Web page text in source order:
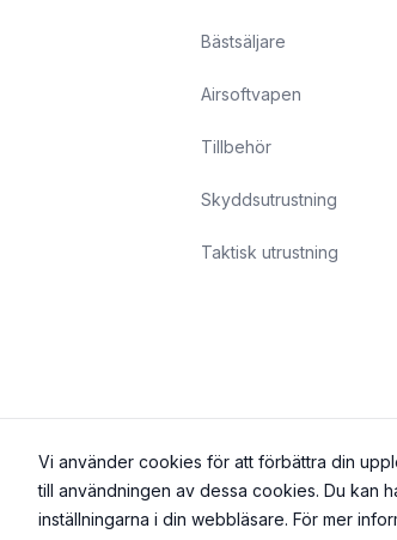
Bästsäljare
Airsoftvapen
Tillbehör
Skyddsutrustning
Taktisk utrustning
Vi använder cookies för att förbättra din
till användningen av dessa cookies. Du kan
inställningarna i din webbläsare. För mer